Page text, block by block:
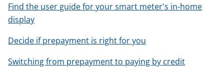
Find the user guide for your smart meter's in-home
display
Decide if prepayment is right for you
Switching from prepayment to paying by credit